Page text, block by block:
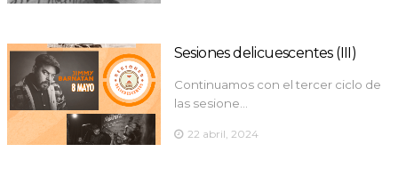
Sesiones delicuescentes (III)
Continuamos con el tercer ciclo de
las sesione…
22 abril, 2024